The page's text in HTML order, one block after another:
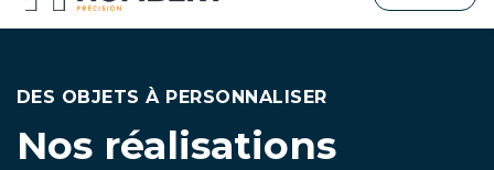
DES OBJETS À PERSONNALISER
Nos réalisations